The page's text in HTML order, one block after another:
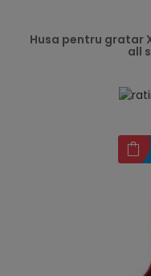
Husa pentru gratar
all